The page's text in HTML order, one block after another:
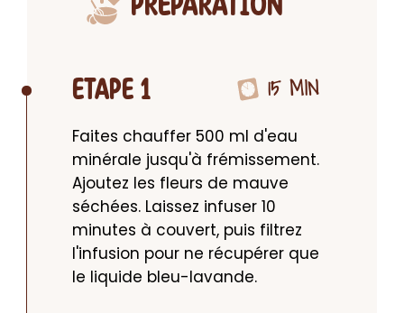
ETAPE 1 15 MIN
Faites chauffer 500 ml d'eau
minérale jusqu'à frémissement.
Ajoutez les fleurs de mauve
séchées. Laissez infuser 10
minutes à couvert, puis filtrez
l'infusion pour ne récupérer que
le liquide bleu-lavande.